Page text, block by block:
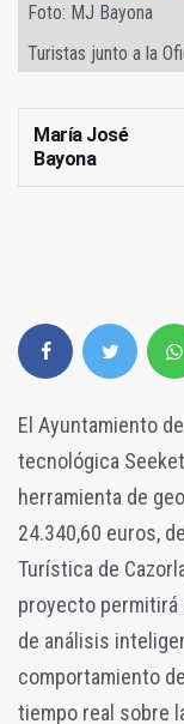
MJ Bayona
junto a la
María José
Bayona
El Ayuntamiento
tecnológica
herramienta de
24.340,60 euros,
Turística de
proyecto permitirá
de análisis
comportamiento
tiempo real sobre